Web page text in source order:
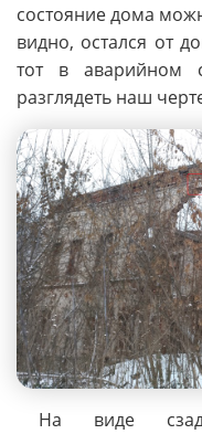
состояние дома
видно, остался от
тот в аварийном
разглядеть наш
На виде